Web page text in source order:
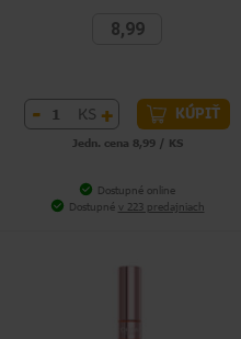
8,99
- KS + KÚPIŤ
Jedn. cena 8,99 / KS
Dostupné online
Dostupné v 223 predajniach